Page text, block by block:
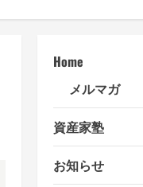
Home
メルマガ
資産家塾
お知らせ